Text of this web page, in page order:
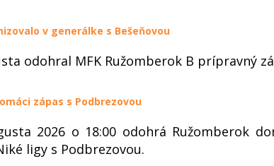
v generálke s Bešeňovou
odohral MFK Ružomberok B prípravný
zápas s Podbrezovou
2026 o 18:00 odohrá Ružomberok
ligy s Podbrezovou.